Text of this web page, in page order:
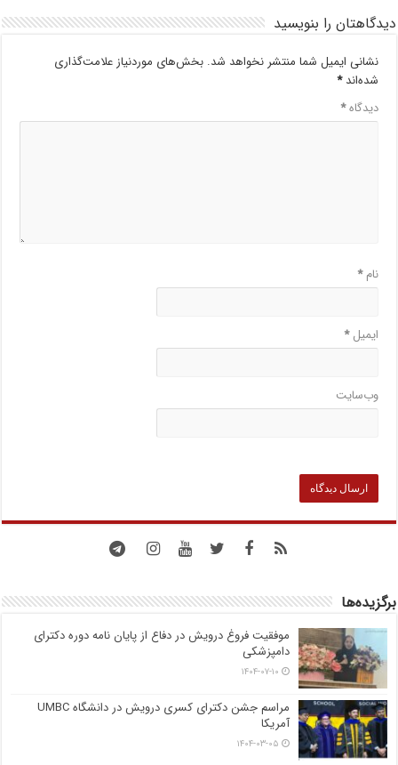
دیدگاهتان را بنویسید
نشانی ایمیل شما منتشر نخواهد شد. بخش‌های موردنیاز علامت‌گذاری
شده‌اند*
دیدگاه*
نام*
ایمیل*
وب‌سایت
برگزیده‌ها
موفقیت فروغ درویش در دفاع از پایان نامه دوره دکترای
دامپزشکی
۱۴۰۴-۰۷-۱۰
مراسم جشن دکترای کسری درویش در دانشگاه UMBC
آمریکا
۱۴۰۴-۰۳-۰۵